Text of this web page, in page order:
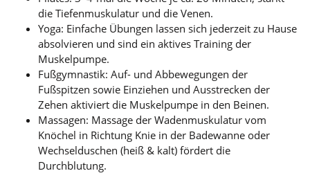
die Tiefenmuskulatur und die Venen.
Yoga: Einfache Übungen lassen sich jederzeit zu Hause
absolvieren und sind ein aktives Training der
Muskelpumpe.
Fußgymnastik: Auf- und Abbewegungen der
Fußspitzen sowie Einziehen und Ausstrecken der
Zehen aktiviert die Muskelpumpe in den Beinen.
Massagen: Massage der Wadenmuskulatur vom
Knöchel in Richtung Knie in der Badewanne oder
Wechselduschen (heiß & kalt) fördert die
Durchblutung.